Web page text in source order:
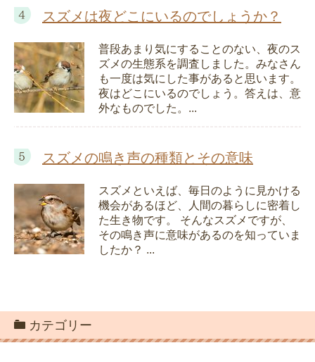
スズメは夜どこにいるのでしょうか？
普段あまり気にすることのない、夜のス
ズメの生態系を調査しました。みなさん
も一度は気にした事があると思います。
夜はどこにいるのでしょう。答えは、意
外なものでした。...
スズメの鳴き声の種類とその意味
スズメといえば、毎日のように見かける
機会があるほど、人間の暮らしに密着し
た生き物です。 そんなスズメですが、
その鳴き声に意味があるのを知っていま
したか？ ...
カテゴリー